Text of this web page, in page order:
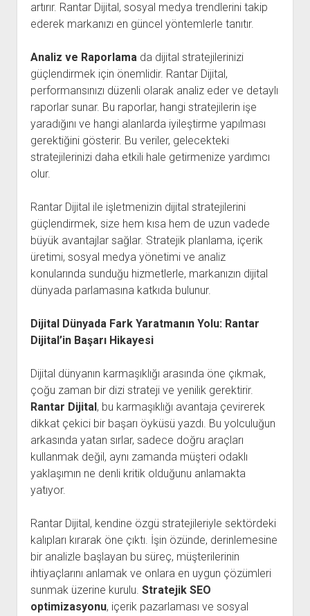
artırır. Rantar Dijital, sosyal medya trendlerini takip
ederek markanızı en güncel yöntemlerle tanıtır.
Analiz ve Raporlamada dijital stratejilerinizi
güçlendirmek için önemlidir. Rantar Dijital,
performansınızı düzenli olarak analiz eder ve detaylı
raporlar sunar. Bu raporlar, hangi stratejilerin işe
yaradığını ve hangi alanlarda iyileştirme yapılması
gerektiğini gösterir. Bu veriler, gelecekteki
stratejilerinizi daha etkili hale getirmenize yardımcı
olur.
Rantar Dijital ile işletmenizin dijital stratejilerini
güçlendirmek, size hem kısa hem de uzun vadede
büyük avantajlar sağlar. Stratejik planlama, içerik
üretimi, sosyal medya yönetimi ve analiz
konularında sunduğu hizmetlerle, markanızın dijital
dünyada parlamasına katkıda bulunur.
Dijital Dünyada Fark Yaratmanın Yolu: Rantar
Dijital’in Başarı Hikayesi
Dijital dünyanın karmaşıklığı arasında öne çıkmak,
çoğu zaman bir dizi strateji ve yenilik gerektirir.
Rantar Dijital, bu karmaşıklığı avantaja çevirerek
dikkat çekici bir başarı öyküsü yazdı. Bu yolculuğun
arkasında yatan sırlar, sadece doğru araçları
kullanmak değil, aynı zamanda müşteri odaklı
yaklaşımın ne denli kritik olduğunu anlamakta
yatıyor.
Rantar Dijital, kendine özgü stratejileriyle sektördeki
kalıpları kırarak öne çıktı. İşin özünde, derinlemesine
bir analizle başlayan bu süreç, müşterilerinin
ihtiyaçlarını anlamak ve onlara en uygun çözümleri
sunmak üzerine kurulu. Stratejik SEO
optimizasyonu, içerik pazarlaması ve sosyal